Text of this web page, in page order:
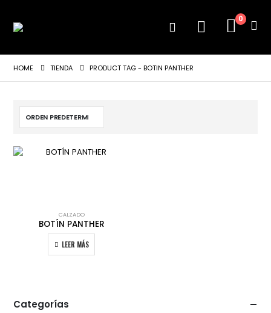
0
HOME TIENDA PRODUCT TAG -BOTIN PANTHER
CALZADO
BOTÍN PANTHER
LEER MÁS
Categorías